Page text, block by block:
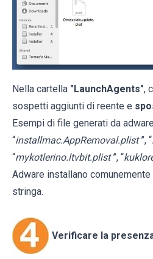
Nella cartella "LaunchAgents",
sospetti aggiunti di reente e
Esempi di file generati da
“installmac.AppRemoval.plist ”, “
“mykotlerino.ltvbit.plist ”, “
Adware installano
stringa.
Verificare la